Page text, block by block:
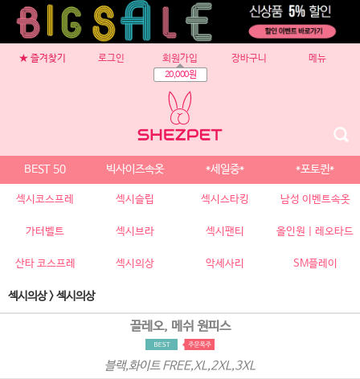
★ 즐겨찾기 로그인 회원가입
20,000원
장바구니 메뉴
BEST 50 빅사이즈속옷 *세일중* *포토퀸*
섹시코스프레 섹시슬립 섹시스타킹 남성 이벤트속옷
가터벨트 섹시브라 섹시팬티 올인원 | 레오타드
산타 코스프레 섹시의상 악세사리 SM플레이
섹시의상>섹시의상
끌레오, 메쉬 원피스
블랙,화이트 FREE,XL,2XL,3XL